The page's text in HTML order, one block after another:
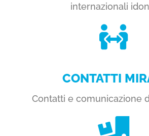
internazionali
CONTATTI
Contatti e comunicazione